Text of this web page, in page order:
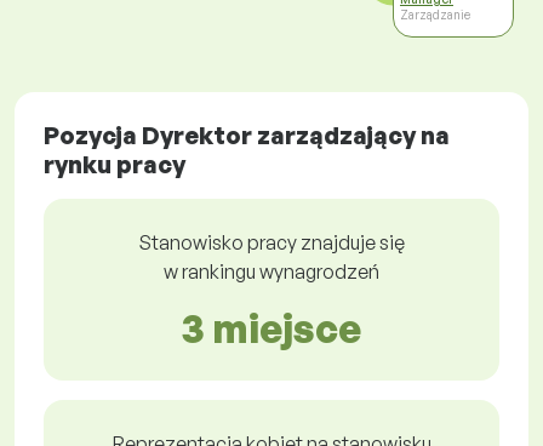
Zarządzanie
Pozycja Dyrektor zarządzający na
rynku pracy
Stanowisko pracy znajduje się
w rankingu wynagrodzeń
3 miejsce